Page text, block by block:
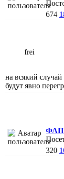
674
frei
на всякий
будут явно
ФАП
320